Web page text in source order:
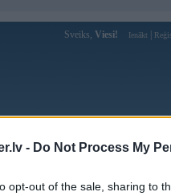
- Do Not Process My
opt-out of the sale, sharing to
Sveiks, Viesi! Ienākt
Forums Galerijas
Lietotāja